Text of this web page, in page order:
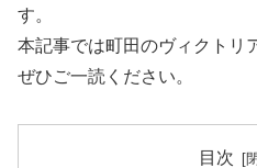
す。
本記事では町田のヴィクトリ
ぜひご一読ください。
目次